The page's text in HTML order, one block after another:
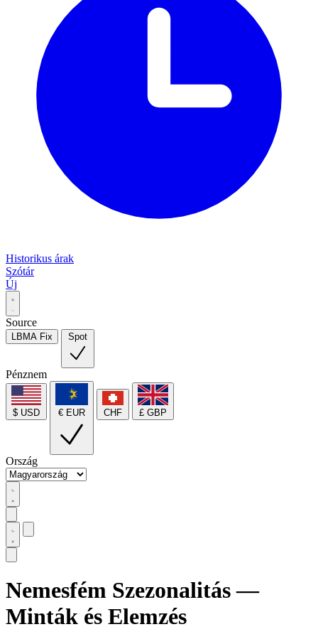
Historikus árak
Szótár
Új
Source
LBMA Fix Spot
Pénznem
$ USD € EUR CHF £ GBP
Ország
Nemesfém Szezonalitás —
Minták és Elemzés